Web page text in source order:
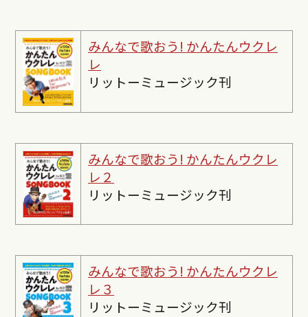
みんなで歌おう! かんたんウクレ
レ
リットーミュージック刊
みんなで歌おう! かんたんウクレ
レ２
リットーミュージック刊
みんなで歌おう! かんたんウクレ
レ３
リットーミュージック刊